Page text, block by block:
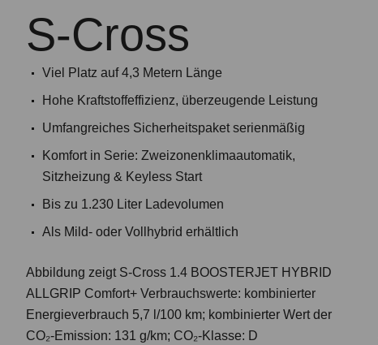
S-Cross
Viel Platz auf 4,3 Metern Länge
Hohe Kraftstoffeffizienz, überzeugende Leistung
Umfangreiches Sicherheitspaket serienmäßig
Komfort in Serie: Zweizonenklimaautomatik,
Sitzheizung & Keyless Start
Bis zu 1.230 Liter Ladevolumen
Als Mild- oder Vollhybrid erhältlich
Abbildung zeigt S-Cross 1.4 BOOSTERJET HYBRID
ALLGRIP Comfort+ Verbrauchswerte: kombinierter
Energieverbrauch 5,7 l/100 km; kombinierter Wert der
CO₂-Emission: 131 g/km; CO₂-Klasse: D